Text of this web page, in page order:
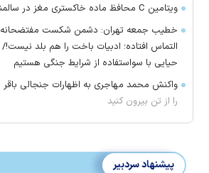
ویتامین C محافظ ماده خاکستری مغز در سالمندان
خطیب جمعه تهران: دشمن شکست مفتضحانه
التماس افتاده؛ ادبیات باخت را هم بلد
حیایی با سواستفاده از شرایط جنگی هستیم
واکنش محمد مهاجری به اظهارات جنجالی
را از تن بیرون کنید
پیشنهاد سردبیر